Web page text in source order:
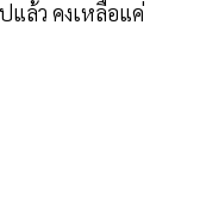
แล้ว คงเหลือแค่